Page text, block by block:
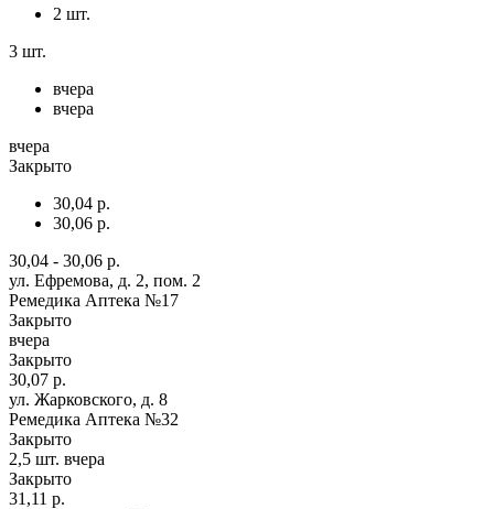
2 шт.
3 шт.
вчера
вчера
вчера
Закрыто
30,04 р.
30,06 р.
30,04 - 30,06 р.
ул. Ефремова, д. 2, пом. 2
Ремедика Аптека №17
Закрыто
вчера
Закрыто
30,07 р.
ул. Жарковского, д. 8
Ремедика Аптека №32
Закрыто
2,5 шт. вчера
Закрыто
31,11 р.